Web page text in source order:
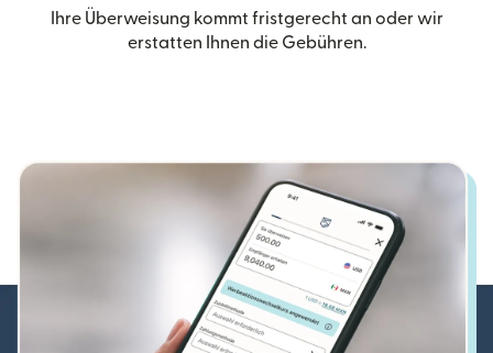
Ihre Überweisung kommt fristgerecht an oder wir
erstatten Ihnen die Gebühren.